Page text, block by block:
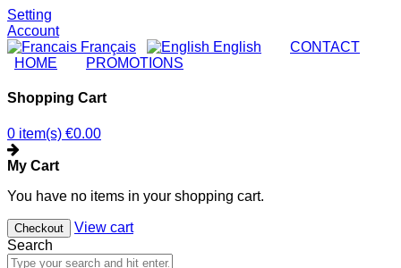
Setting
Account
Français
English CONTACT
HOME
PROMOTIONS
Shopping Cart
0 item(s) €0.00
My Cart
You have no items in your shopping cart.
Checkout
View cart
Search